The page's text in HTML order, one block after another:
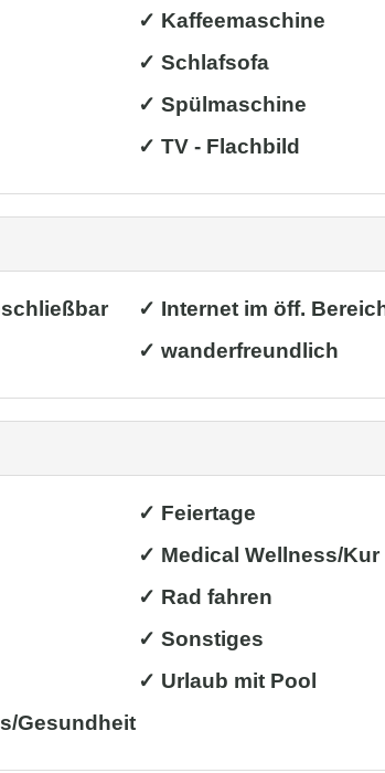
✓ Kaffeemaschine
✓ Schlafsofa
✓ Spülmaschine
✓ TV - Flachbild
✓ Internet im öff.
✓ wanderfreundlich
✓ Feiertage
✓ Medical Wellness/Kur
✓ Rad fahren
✓ Sonstiges
✓ Urlaub mit Pool
Gesundheit